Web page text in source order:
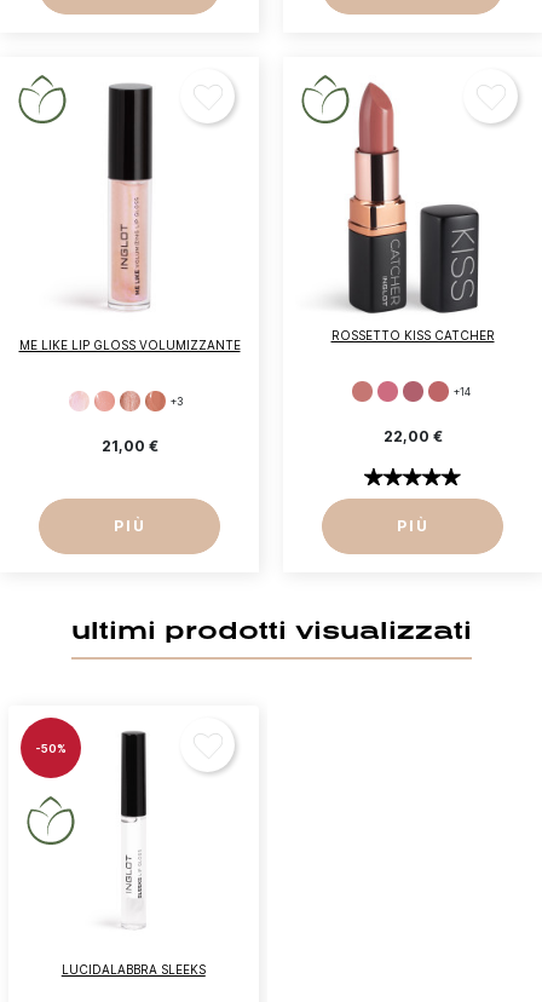
ME LIKE LIP GLOSS VOLUMIZZANTE
+3
21,00 €
PIÙ
ROSSETTO KISS CATCHER
+14
22,00 €
PIÙ
ultimi prodotti visualizzati
LUCIDALABBRA SLEEKS
-50%